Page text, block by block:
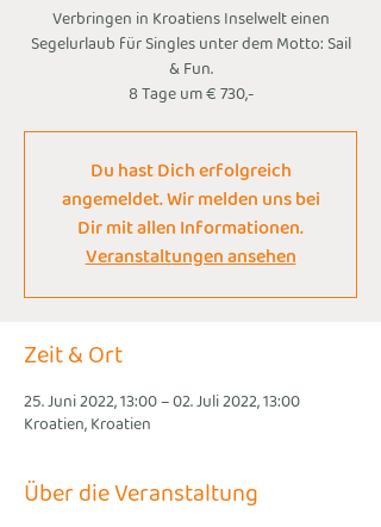
Verbringen in Kroatiens Inselwelt einen
Segelurlaub für Singles unter dem Motto: Sail
& Fun.
8 Tage um € 730,-
Du hast Dich erfolgreich
angemeldet. Wir melden uns bei
Dir mit allen Informationen.
Veranstaltungen ansehen
Zeit & Ort
25. Juni 2022, 13:00 – 02. Juli 2022, 13:00
Kroatien, Kroatien
Über die Veranstaltung